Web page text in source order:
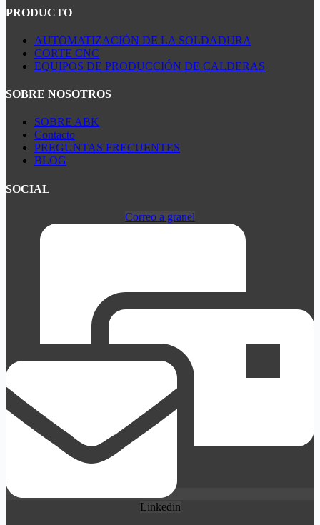
PRODUCTO
AUTOMATIZACIÓN DE LA SOLDADURA
CORTE CNC
EQUIPOS DE PRODUCCIÓN DE CALDERAS
SOBRE NOSOTROS
SOBRE ABK
Contacto
PREGUNTAS FRECUENTES
BLOG
SOCIAL
Correo a granel
Linkedin